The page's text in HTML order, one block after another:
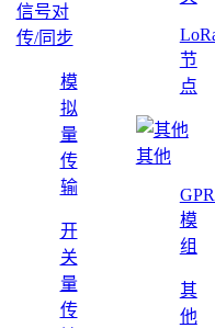
信号对
传/同步
模
拟
量
传
输
开
关
量
传
节
点
其他
模
组
其
他